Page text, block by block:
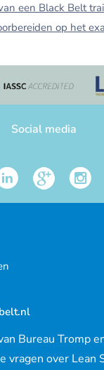
een Black Belt
op het
Social media
Bureau Tromp
vragen over Lean